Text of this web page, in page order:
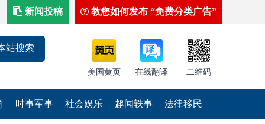
教您如何发布 “免费分类广告”
新闻投稿
美国黄页 在线翻译 二维码
时事军事 社会娱乐 趣闻轶事 法律移民